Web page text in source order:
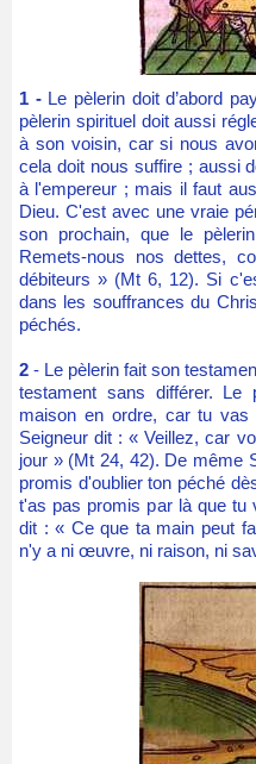
1 -Le pèlerin doit d’abord
pèlerin spirituel doit aussi
à son voisin, car si nous
cela doit nous suffire ; aussi
à l'empereur ; mais il faut
Dieu. C'est avec une vraie
son prochain, que le
Remets-nous nos dettes,
débiteurs » (Mt 6, 12). Si
dans les souffrances du
péchés.
2 - Le pèlerin fait son
testament sans différer.
maison en ordre, car tu
Seigneur dit : « Veillez, car
jour » (Mt 24, 42). De même
promis d'oublier ton péché
t'as pas promis par là que tu
dit : « Ce que ta main peut
n'y a ni œuvre, ni raison, ni